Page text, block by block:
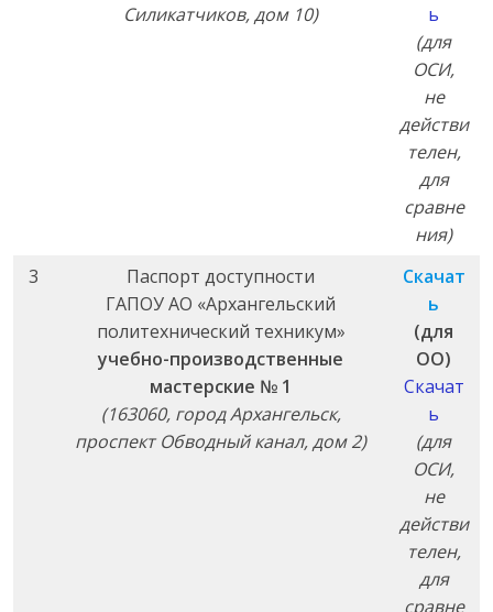
Силикатчиков, дом 10)
ь
(для
ОСИ,
не
действи
телен,
для
сравне
ния)
3
Паспорт доступности
ГАПОУ АО «Архангельский
политехнический техникум»
учебно-производственные
мастерские № 1
(163060, город Архангельск,
проспект Обводный канал, дом 2)
Скачат
ь
(для
ОО)
Скачат
ь
(для
ОСИ,
не
действи
телен,
для
сравне